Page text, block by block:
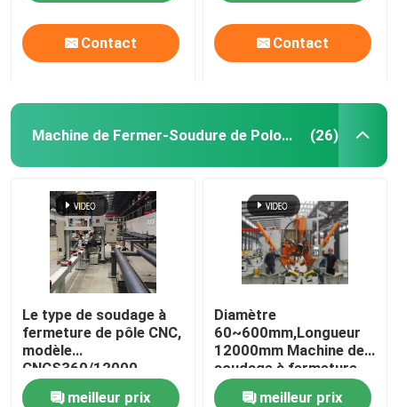
Polonais redressant la machine
Machine de soudure robotique
équipement de galvanisation d'immersion chaude
Contact Contact
Machine de Fermer-Soudure de Polonais léger (26)
Le type de soudage à
fermeture de pôle CNC,
modèle
CNCS360/12000
meilleur prix
Diamètre
60~600mm,Longueur
12000mm Machine de
soudage à fermeture
de pôle léger CNC
meilleur prix